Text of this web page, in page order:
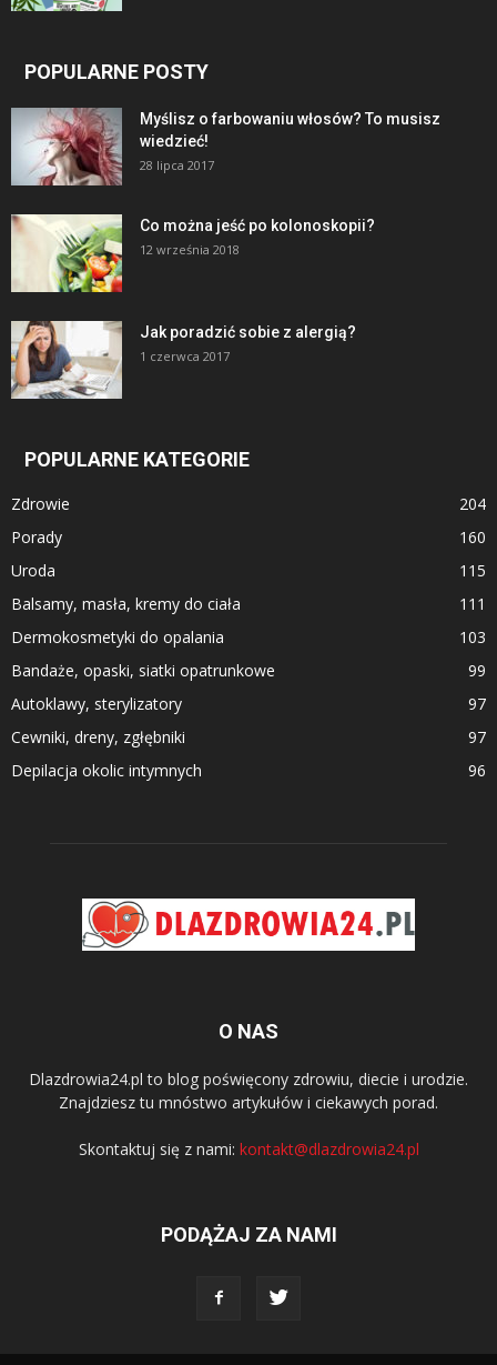
POPULARNE POSTY
Myślisz o farbowaniu włosów? To musisz
wiedzieć!
28 lipca 2017
Co można jeść po kolonoskopii?
12 września 2018
Jak poradzić sobie z alergią?
1 czerwca 2017
POPULARNE KATEGORIE
Zdrowie
204
Porady
160
Uroda
115
Balsamy, masła, kremy do ciała
111
Dermokosmetyki do opalania
103
Bandaże, opaski, siatki opatrunkowe
99
Autoklawy, sterylizatory
97
Cewniki, dreny, zgłębniki
97
Depilacja okolic intymnych
96
O NAS
Dlazdrowia24.pl to blog poświęcony zdrowiu, diecie i urodzie.
Znajdziesz tu mnóstwo artykułów i ciekawych porad.
Skontaktuj się z nami: kontakt@dlazdrowia24.pl
PODĄŻAJ ZA NAMI